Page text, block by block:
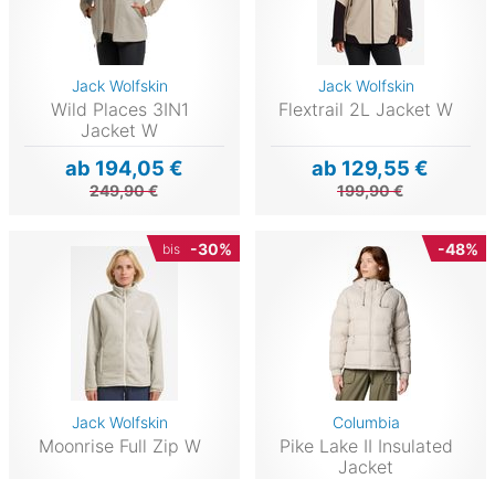
Jack Wolfskin
Wild Places 3IN1
Jacket W
ab 194,05 €
249,90 €
Jack Wolfskin
Flextrail 2L Jacket W
ab 129,55 €
199,90 €
bis -30%
Jack Wolfskin
Moonrise Full Zip W
-48%
Columbia
Pike Lake II Insulated
Jacket